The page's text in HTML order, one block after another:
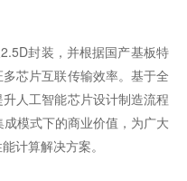
封装，并根据国产基板特
芯片互联传输效率。基于全
人工智能芯片设计制造流程
模式下的商业价值，为广大
计算解决方案。